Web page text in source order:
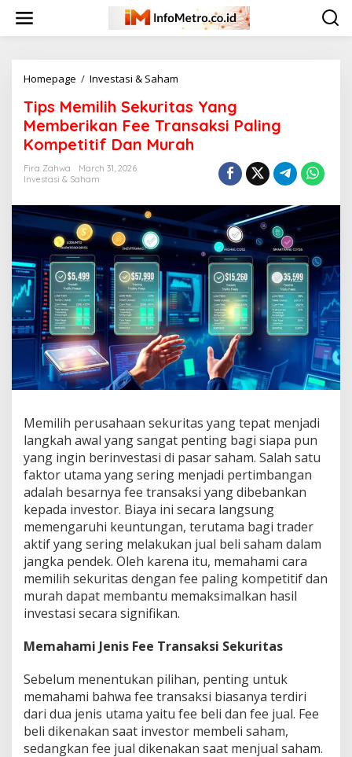
content
Homepage / Investasi & Saham
Sekuritas
Yang
Memberikan
Fee
Transaksi
Dan
Murah
Tips Memilih Sekuritas Yang
Memberikan Fee Transaksi Paling
Kompetitif Dan Murah
Fira Zahwa
March 31, 2026
Investasi & Saham
Memilih perusahaan sekuritas yang tepat menjadi
langkah awal yang sangat penting bagi siapa pun
yang ingin berinvestasi di pasar saham. Salah satu
faktor utama yang sering menjadi pertimbangan
adalah besarnya fee transaksi yang dibebankan
kepada investor. Biaya ini secara langsung
memengaruhi keuntungan, terutama bagi trader
aktif yang sering melakukan jual beli saham dalam
jangka pendek. Oleh karena itu, memahami cara
memilih sekuritas dengan fee paling kompetitif dan
murah dapat membantu memaksimalkan hasil
investasi secara signifikan.
Memahami Jenis Fee Transaksi Sekuritas
Sebelum menentukan pilihan, penting untuk
memahami bahwa fee transaksi biasanya terdiri
dari dua jenis utama yaitu fee beli dan fee jual. Fee
beli dikenakan saat investor membeli saham,
sedangkan fee jual dikenakan saat menjual saham.